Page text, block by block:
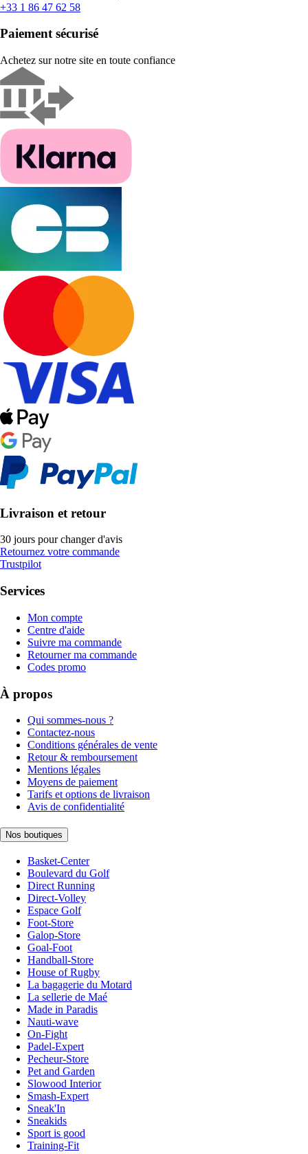
+33 1 86 47 62 58
Paiement sécurisé
Achetez sur notre site en toute confiance
Livraison et retour
30 jours pour changer d'avis
Retournez votre commande
Trustpilot
Services
Mon compte
Centre d'aide
Suivre ma commande
Retourner ma commande
Codes promo
À propos
Qui sommes-nous ?
Contactez-nous
Conditions générales de vente
Retour & remboursement
Mentions légales
Moyens de paiement
Tarifs et options de livraison
Avis de confidentialité
Nos boutiques
Basket-Center
Boulevard du Golf
Direct Running
Direct-Volley
Espace Golf
Foot-Store
Galop-Store
Goal-Foot
Handball-Store
House of Rugby
La bagagerie du Motard
La sellerie de Maé
Made in Paradis
Nauti-wave
On-Fight
Padel-Expert
Pecheur-Store
Pet and Garden
Slowood Interior
Smash-Expert
Sneak'In
Sneakids
Sport is good
Training-Fit